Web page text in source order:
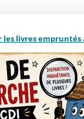
les livres empruntés